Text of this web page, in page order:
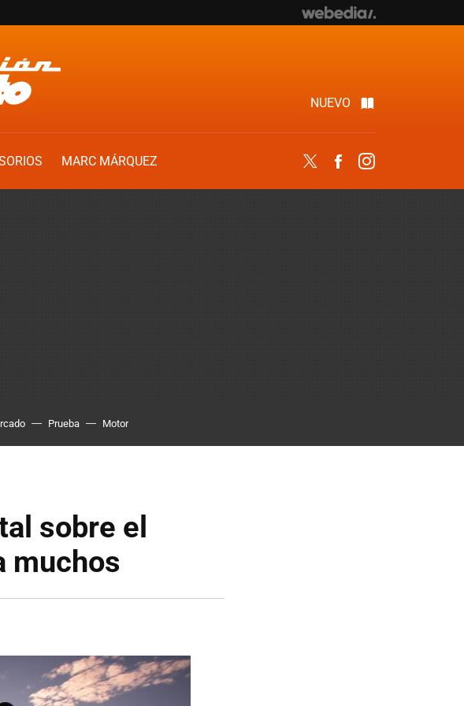
NUEVO
MARC MÁRQUEZ
Twitter Facebook
Prueba Motor
sobre el
muchos